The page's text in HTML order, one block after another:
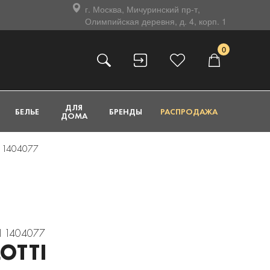
г. Москва, Мичуринский пр-т,
Олимпийская деревня, д. 4, корп. 1
0
БЕЛЬЕ ДЛЯ
ДОМА БРЕНДЫ РАСПРОДАЖА
1404077
1404077